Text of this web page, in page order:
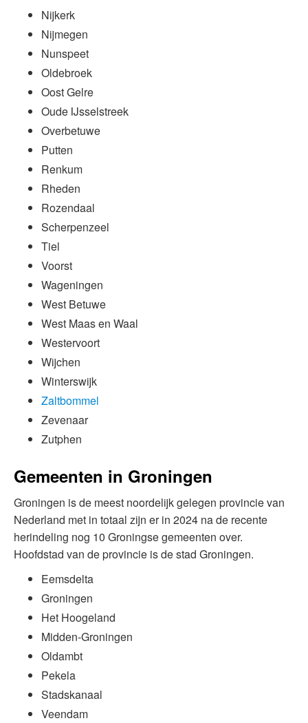
Nijkerk
Nijmegen
Nunspeet
Oldebroek
Oost Gelre
Oude IJsselstreek
Overbetuwe
Putten
Renkum
Rheden
Rozendaal
Scherpenzeel
Tiel
Voorst
Wageningen
West Betuwe
West Maas en Waal
Westervoort
Wijchen
Winterswijk
Zaltbommel
Zevenaar
Zutphen
Gemeenten in Groningen
Groningen is de meest noordelijk gelegen provincie van
Nederland met in totaal zijn er in 2024 na de recente
herindeling nog 10 Groningse gemeenten over.
Hoofdstad van de provincie is de stad Groningen.
Eemsdelta
Groningen
Het Hoogeland
Midden-Groningen
Oldambt
Pekela
Stadskanaal
Veendam